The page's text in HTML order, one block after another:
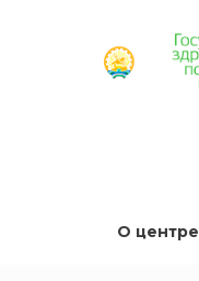
О центре